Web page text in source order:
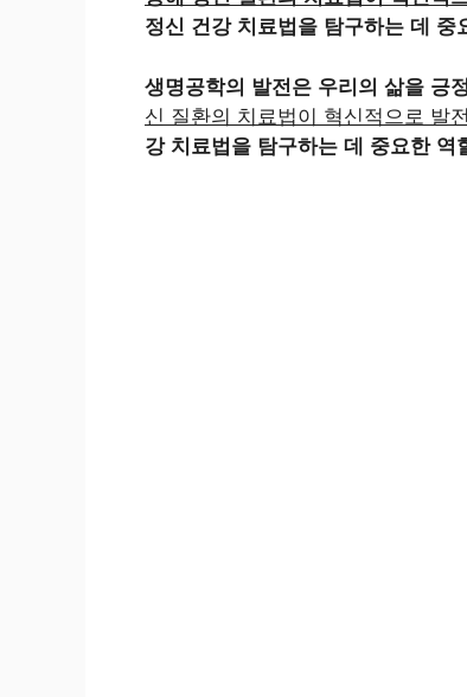
정신 건강 치료법을 탐구하는 데 중
생명공학의 발전은 우리의 삶을 긍
신 질환의 치료법이 혁신적으로 발전
강 치료법을 탐구하는 데 중요한 역